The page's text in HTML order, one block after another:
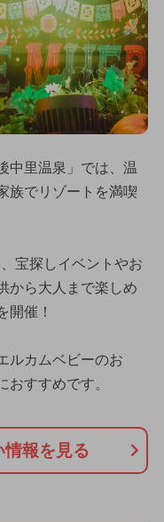
中里温泉」では、温
族でリゾートを満喫
宝探しイベントやお
から大人まで楽しめ
開催！
ルカムベビーのお
すすめです。
情報を見る